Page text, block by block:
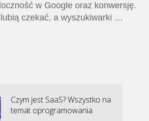
w Google oraz konwersję.
czekać, a wyszukiwarki …
Czym jest SaaS? Wszystko na
temat oprogramowania